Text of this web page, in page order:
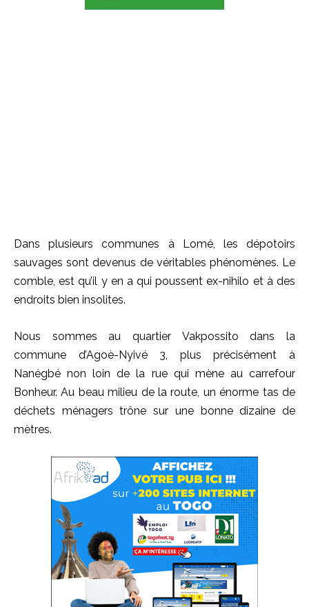
Dans plusieurs communes à Lomé, les dépotoirs
sauvages sont devenus de véritables phénomènes. Le
comble, est qu’il y en a qui poussent ex-nihilo et à des
endroits bien insolites.
Nous sommes au quartier Vakpossito dans la
commune d’Agoè-Nyivé 3, plus précisément à
Nanégbé non loin de la rue qui mène au carrefour
Bonheur. Au beau milieu de la route, un énorme tas de
déchets ménagers trône sur une bonne dizaine de
mètres.